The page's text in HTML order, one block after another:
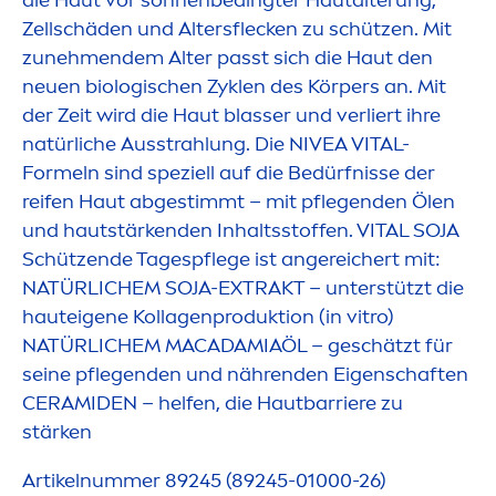
Zellschäden und Altersflecken zu schützen. Mit
zunehmendem Alter passt sich die Haut den
neuen biologischen Zyklen des Körpers an. Mit
der Zeit wird die Haut blasser und verliert ihre
natürliche Ausstrahlung. Die NIVEAVITAL-
Formeln sind speziell auf die Bedürfnisse der
reifen Haut abgestimmt – mit pflegenden Ölen
und hautstärkenden Inhaltsstoffen.VITALSOJA
Schützende Tagespflege ist angereichert mit:
NATÜRLICHEMSOJA-EXTRAKT – unterstützt die
hauteigene Kollagenproduktion (in vitro)
NATÜRLICHEM MACADAMIAÖL – geschätzt für
seine pflegenden und nährenden Eigenschaften
CERAMIDEN – helfen, die Hautbarriere zu
stärken
Artikelnummer 89245 (89245-01000-26)